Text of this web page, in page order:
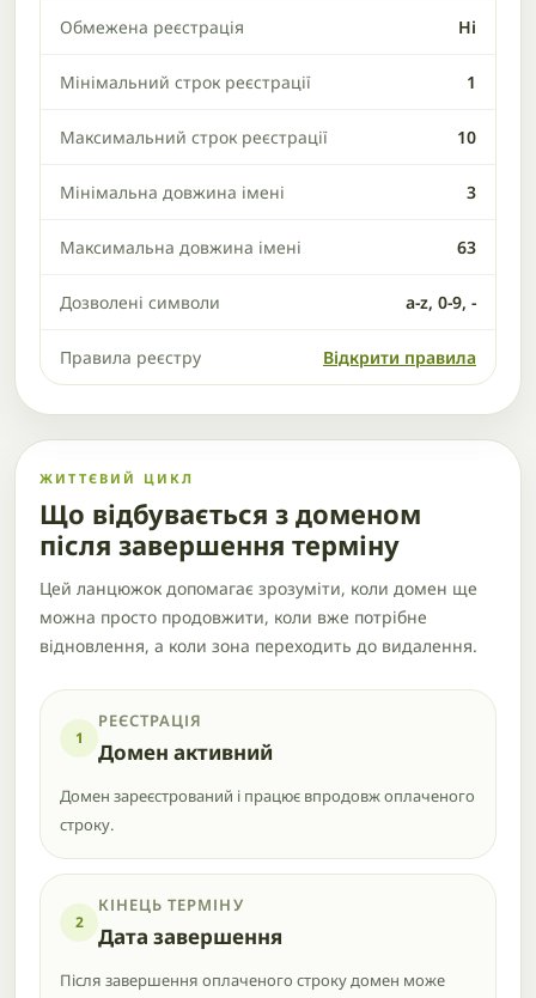
Обмежена реєстрація Ні
Мінімальний строк реєстрації 1
Максимальний строк реєстрації 10
Мінімальна довжина імені 3
Максимальна довжина імені 63
Дозволені символи a-z, 0-9, -
Правила реєстру Відкрити правила
ЖИТТЄВИЙ ЦИКЛ
Що відбувається з доменом
після завершення терміну
Цей ланцюжок допомагає зрозуміти, коли домен ще
можна просто продовжити, коли вже потрібне
відновлення, а коли зона переходить до видалення.
1
РЕЄСТРАЦІЯ
Домен активний
Домен зареєстрований і працює впродовж оплаченого
строку.
2
КІНЕЦЬ ТЕРМІНУ
Дата завершення
Після завершення оплаченого строку домен може